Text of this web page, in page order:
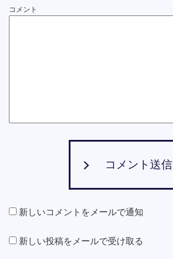
コメント
コメント送信
新しいコメントをメールで通知
新しい投稿をメールで受け取る